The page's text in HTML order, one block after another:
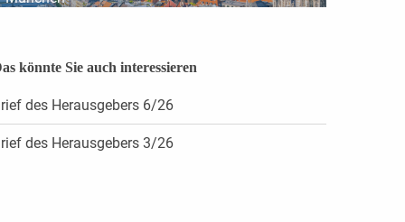
könnte Sie auch interessieren
des Herausgebers 6/26
des Herausgebers 3/26